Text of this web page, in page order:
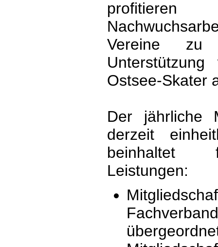
Vereine zu
Ostsee-Skater
Der jährliche
derzeit
beinhaltet
Leistungen: